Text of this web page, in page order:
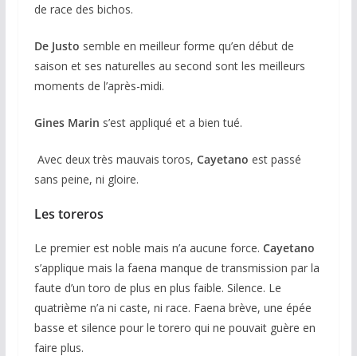
de race des bichos.
De Justo semble en meilleur forme qu’en début de
saison et ses naturelles au second sont les meilleurs
moments de l’après-midi.
Gines Marin s’est appliqué et a bien tué.
Avec deux très mauvais toros, Cayetano est passé
sans peine, ni gloire.
Les toreros
Le premier est noble mais n’a aucune force. Cayetano
s’applique mais la faena manque de transmission par la
faute d’un toro de plus en plus faible. Silence. Le
quatrième n’a ni caste, ni race. Faena brève, une épée
basse et silence pour le torero qui ne pouvait guère en
faire plus.